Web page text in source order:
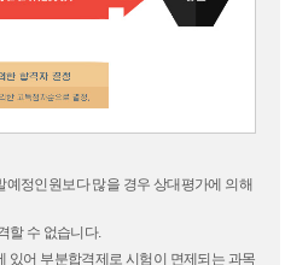
정인원보다 많을 경우 상대평가에 의해
할 수 없습니다.
있어 부분합격제로 시험이 면제되는 과목